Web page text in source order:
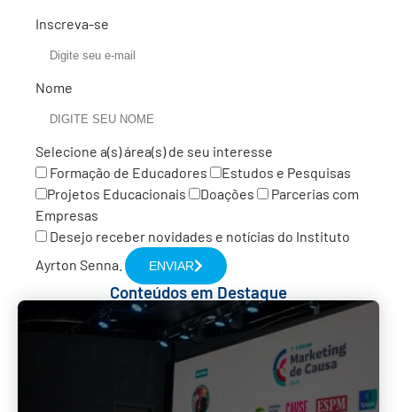
Inscreva-se
Nome
Selecione a(s) área(s) de seu interesse
Formação de Educadores
Estudos e Pesquisas
Projetos Educacionais
Doações
Parcerias com
Empresas
Desejo receber novidades e notícias do Instituto
Ayrton Senna.
ENVIAR
Conteúdos em Destaque
Estudos e Pesquisas
Projetos Educacionais
Doações
Parcerias com Empresas
Estou de acordo com a Lei Geral de Proteção de
Dados Pessoais ePolítica de Privacidade do
Instituto Ayrton Senna